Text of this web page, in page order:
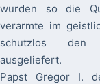
wurden so die
verarmte im
schutzlos den
ausgeliefert.
Papst Gregor I.